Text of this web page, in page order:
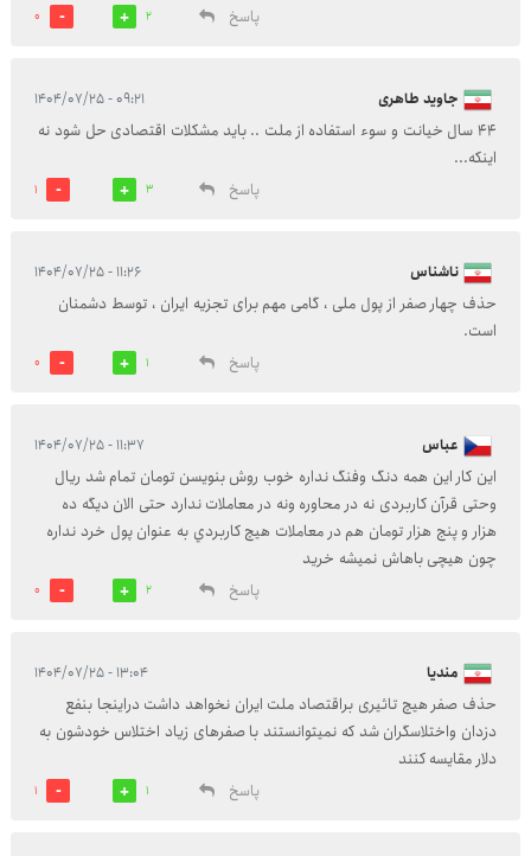
پاسخ
2
0
جاوید طاهری ۰۹:۲۱ - ۱۴۰۴/۰۷/۲۵
۴۴ سال خیانت و سوء استفاده از ملت ..‌‌‌ باید مشکلات اقتصادی حل شود نه
اینکه..‌‌‌.
پاسخ
3
1
ناشناس ۱۱:۲۶ - ۱۴۰۴/۰۷/۲۵
حذف چهار صفر از پول ملی ، گامی مهم برای تجزیه ایران ، توسط دشمنان
است.
پاسخ
1
0
عباس ۱۱:۳۷ - ۱۴۰۴/۰۷/۲۵
این کار این همه دنگ وفنگ نداره خوب روش بنویسن تومان تمام شد ریال
وحتی قرآن کاربردی نه در محاوره ونه در معاملات ندارد حتی الان دیگه ده
هزار و پنج هزار تومان هم در معاملات هیچ کاربردي به عنوان پول خرد نداره
چون هیچی باهاش نمیشه خرید
پاسخ
2
0
مندیا ۱۳:۰۴ - ۱۴۰۴/۰۷/۲۵
حذف صفر هیچ تاثیری براقتصاد ملت ایران نخواهد داشت دراینجا بنفع
دزدان واختلاسگران شد که نمیتوانستند با صفرهای زیاد اختلاس خودشون به
دلار مقایسه کنند
پاسخ
1
1